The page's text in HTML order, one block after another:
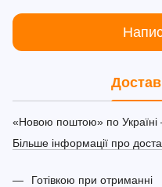
«Новою поштою» по
Більше інформації про
Готівкою при отриманні